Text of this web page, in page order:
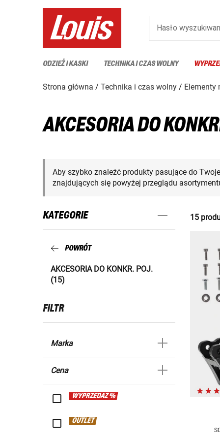
Hasło
ODZIEŻ I KASKI TECHNIKA I CZAS WOLNY
Strona główna Technika i czas wolny Elementy
AKCESORIA DO
Aby szybko znaleźć produkty pasujące do
znajdujących się powyżej przeglądu
KATEGORIE
POWRÓT
AKCESORIA DO KONKR. POJ.
(15)
FILTR
Marka
Cena
WYPRZEDAŻ %
OUTLET
15